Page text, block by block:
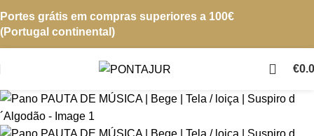
Portes grátis em compras superiores a 100€
(Portugal continental)
€